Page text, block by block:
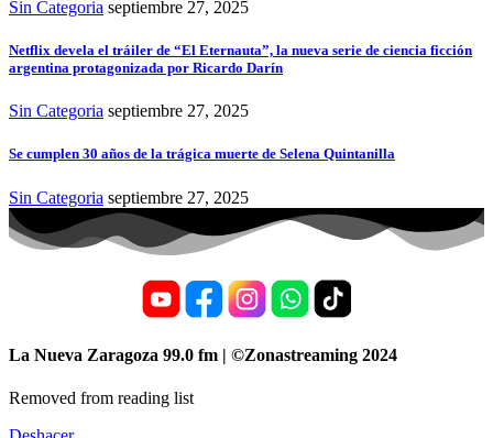
Sin Categoria septiembre 27, 2025
Netflix devela el tráiler de “El Eternauta”, la nueva serie de ciencia ficción
argentina protagonizada por Ricardo Darín
Sin Categoria septiembre 27, 2025
Se cumplen 30 años de la trágica muerte de Selena Quintanilla
Sin Categoria septiembre 27, 2025
La Nueva Zaragoza 99.0 fm | ©Zonastreaming 2024
Removed from reading list